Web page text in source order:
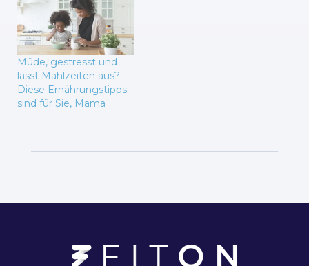
Müde, gestresst und
lässt Mahlzeiten aus?
Diese Ernährungstipps
sind für Sie, Mama